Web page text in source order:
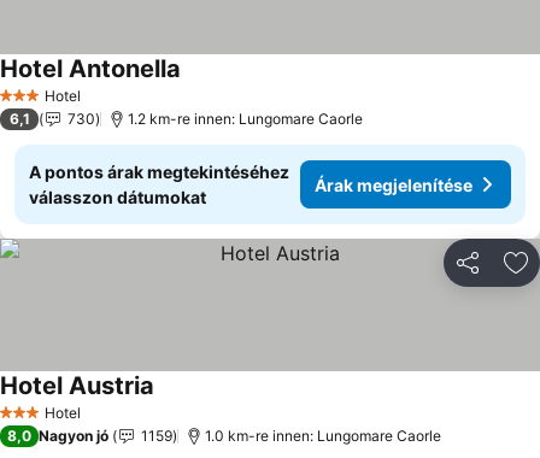
3 Kategória
Hotel
Hotel Antonella
6,1 730 1.2 km-re innen: Lungomare Caorle
A pontos árak megtekintéséhez
válasszon dátumokat
Árak megjelenítése
3 Kategória
Hotel
Hotel Austria
8,0 Nagyon jó 1159 1.0 km-re innen: Lungomare Caorle